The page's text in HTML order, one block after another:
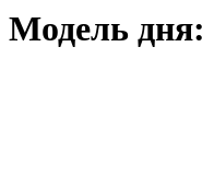
Модель